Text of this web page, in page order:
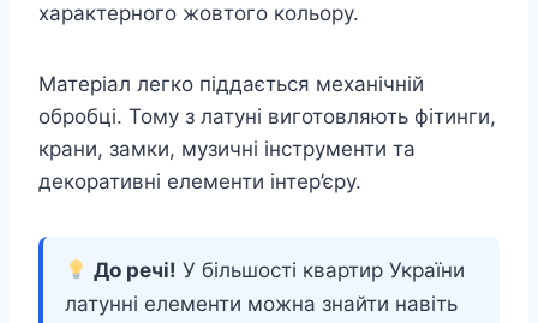
характерного жовтого кольору.
Матеріал легко піддається механічній
обробці. Тому з латуні виготовляють фітинги,
крани, замки, музичні інструменти та
декоративні елементи інтер’єру.
До речі! У більшості квартир України
латунні елементи можна знайти навіть